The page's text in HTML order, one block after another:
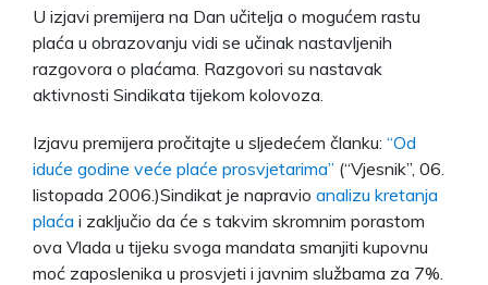
U izjavi premijera na Dan učitelja o mogućem rastu
plaća u obrazovanju vidi se učinak nastavljenih
razgovora o plaćama. Razgovori su nastavak
aktivnosti Sindikata tijekom kolovoza.
Izjavu premijera pročitajte u sljedećem članku: “Od
iduće godine veće plaće prosvjetarima” (“Vjesnik”, 06.
listopada 2006.)Sindikat je napravio analizu kretanja
plaća i zaključio da će s takvim skromnim porastom
ova Vlada u tijeku svoga mandata smanjiti kupovnu
moć zaposlenika u prosvjeti i javnim službama za 7%.